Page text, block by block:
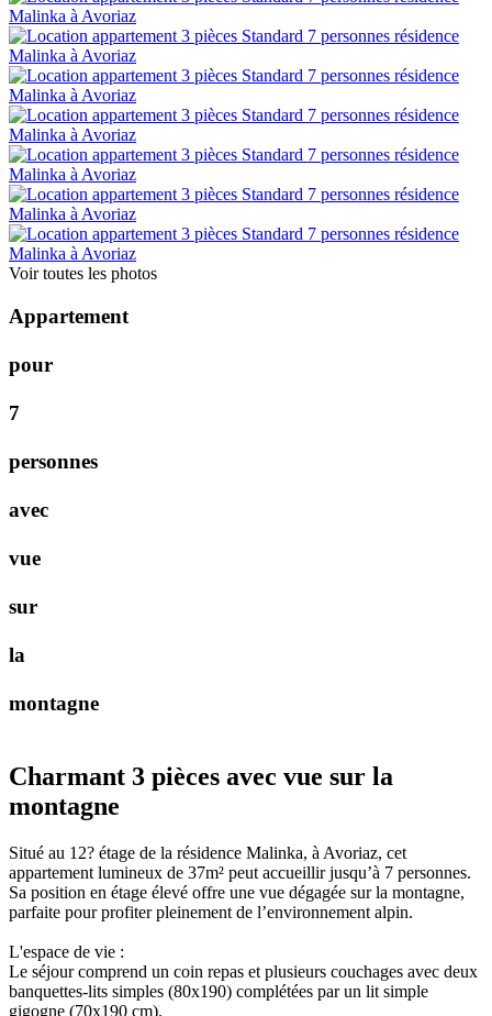
Voir toutes les photos
Appartement
pour
7
personnes
avec
vue
sur
la
montagne
Charmant 3 pièces avec vue sur la
montagne
Situé au 12? étage de la résidence Malinka, à Avoriaz, cet
appartement lumineux de 37m² peut accueillir jusqu’à 7 personnes.
Sa position en étage élevé offre une vue dégagée sur la montagne,
parfaite pour profiter pleinement de l’environnement alpin.
L'espace de vie :
Le séjour comprend un coin repas et plusieurs couchages avec deux
banquettes-lits simples (80x190) complétées par un lit simple
gigogne (70x190 cm).